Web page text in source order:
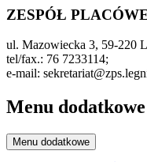
ZESPÓŁ
ul. Mazowiecka 3, 59-220
tel/fax.: 76 7233114;
e-mail:
Menu dodatkowe
Menu dodatkowe